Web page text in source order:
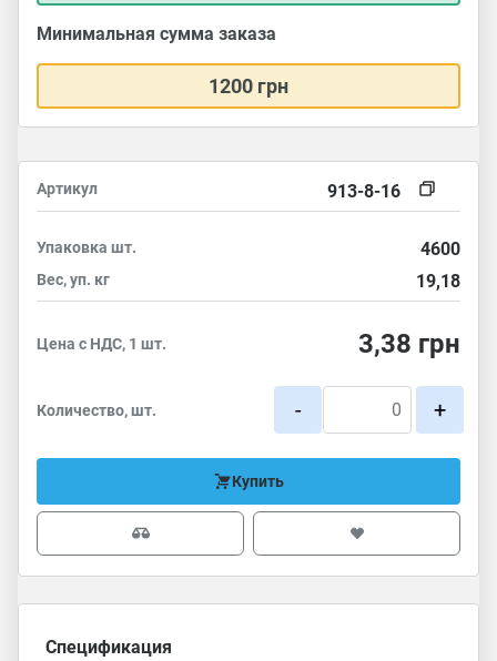
Минимальная сумма заказа
1200 грн
Артикул 913-8-16
Упаковка шт. 4600
Вес, уп. кг 19,18
Цена с НДС, 1 шт. 3,38 грн
Количество, шт. - +
Купить
Спецификация